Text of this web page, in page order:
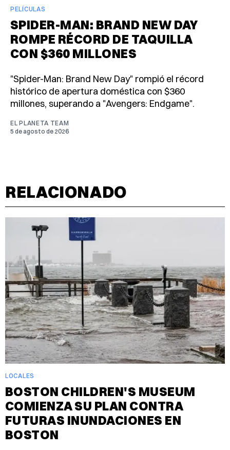
PELÍCULAS
SPIDER-MAN: BRAND NEW DAY
ROMPE RÉCORD DE TAQUILLA
CON $360 MILLONES
"Spider-Man: Brand New Day" rompió el récord
histórico de apertura doméstica con $360
millones, superando a "Avengers: Endgame".
EL PLANETA TEAM
5 de agosto de 2026
RELACIONADO
LOCALES
BOSTON CHILDREN'S MUSEUM
COMIENZA SU PLAN CONTRA
FUTURAS INUNDACIONES EN
BOSTON